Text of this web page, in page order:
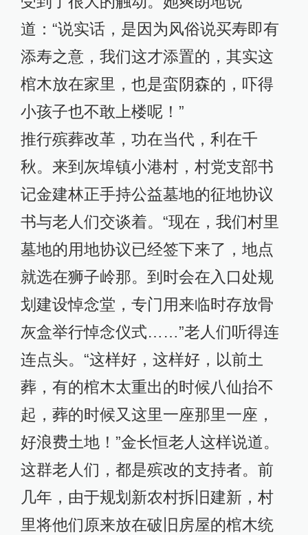
道：“说实话，是因为风俗说买寿即有
添寿之意，我们这才添置的，其实这
棺木放在家里，也是蛮阴森的，吓得
小孩子也不敢上楼呢！”
推行殡葬改革，功在当代，利在千
秋。来到灰埠镇小港村，村党支部书
记金建林正手持公益墓地的征地协议
书与老人们交谈着。“现在，我们村里
墓地的用地协议已经签下来了，地点
就选在狮子岭那。到时会在入口处规
划建设悼念堂，专门用来临时存放骨
灰盒举行悼念仪式……”老人们听得连
连点头。“这样好，这样好，以前土
葬，有的棺木太重出的时候八仙抬不
起，葬的时候又这里一座那里一座，
好浪费土地！”金长恒老人这样说道。
这群老人们，都是殡改的支持者。前
几年，由于规划新农村拆旧建新，村
里将他们原来放在破旧房屋的棺木统